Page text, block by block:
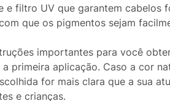
filtro UV que garantem cabelos
que os pigmentos sejam
importantes para você
primeira aplicação. Caso a cor
for mais clara que a sua
e crianças.